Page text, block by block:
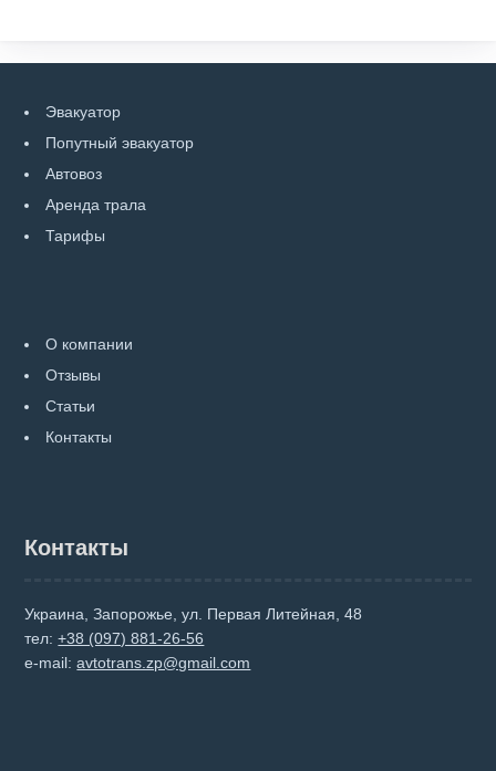
Эвакуатор
Попутный эвакуатор
Автовоз
Аренда трала
Тарифы
О компании
Отзывы
Статьи
Контакты
Контакты
Украина, Запорожье, ул. Первая Литейная, 48
тел:+38 (097) 881-26-56
e-mail:avtotrans.zp@gmail.com